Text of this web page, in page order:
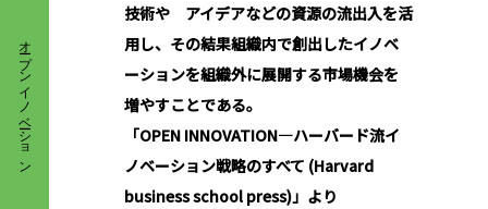
オープンイノベーション
技術や アイデアなどの資源の流出入を活
用し、その結果組織内で創出したイノベ
ーションを組織外に展開する市場機会を
増やすことである。
「OPEN INNOVATION―ハーバード流イ
ノベーション戦略のすべて (Harvard
business school press)」より